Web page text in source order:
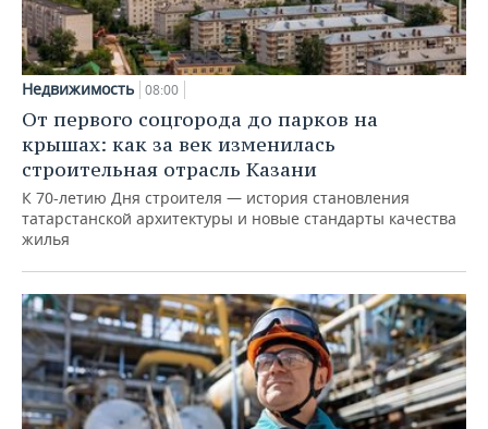
Недвижимость 08:00
От первого соцгорода до парков на
крышах: как за век изменилась
строительная отрасль Казани
К 70-летию Дня строителя — история становления
татарстанской архитектуры и новые стандарты качества
жилья